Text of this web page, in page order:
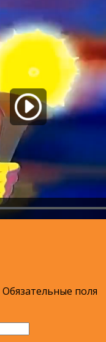
Обязательные поля